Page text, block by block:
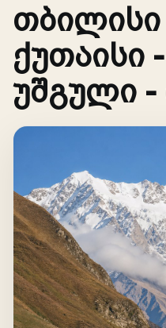
ქუთაისი
უშგული -